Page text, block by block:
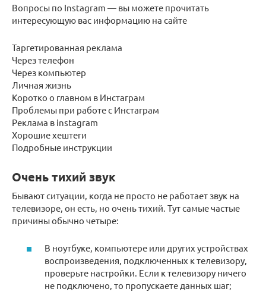
Вопросы по Instagram — вы можете прочитать
интересующую вас информацию на сайте
Таргетированная реклама
Через телефон
Через компьютер
Личная жизнь
Коротко о главном в Инстаграм
Проблемы при работе с Инстаграм
Реклама в instagram
Хорошие хештеги
Подробные инструкции
Очень тихий звук
Бывают ситуации, когда не просто не работает звук на
телевизоре, он есть, но очень тихий. Тут самые частые
причины обычно четыре:
В ноутбуке, компьютере или других устройствах
воспроизведения, подключенных к телевизору,
проверьте настройки. Если к телевизору ничего
не подключено, то пропускаете данных шаг;